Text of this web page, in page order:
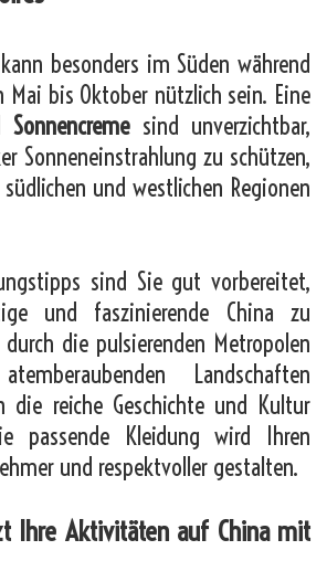
besonders im Süden während
Mai bis Oktober nützlich sein. Eine
Sonnencremesind unverzichtbar,
Sonneneinstrahlung zu schützen,
und westlichen Regionen
sind Sie gut vorbereitet,
und faszinierende China zu
die pulsierenden Metropolen
Landschaften
die reiche Geschichte und Kultur
passende Kleidung wird Ihren
und respektvoller gestalten.
Ihre Aktivitäten auf China mit